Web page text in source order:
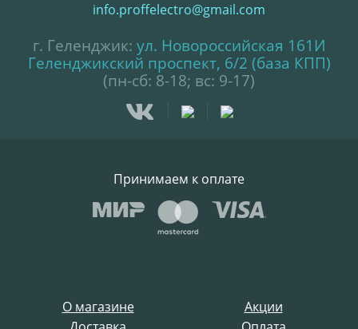
О магазине
Акции
info.proffelectro@gmail.com
г. Геленджик: ул. Новороссийская 161И
Геленджикский проспект, 6/2 (база КПП)
(пн-сб: 8-18; вс: 9-17)
Принимаем к оплате